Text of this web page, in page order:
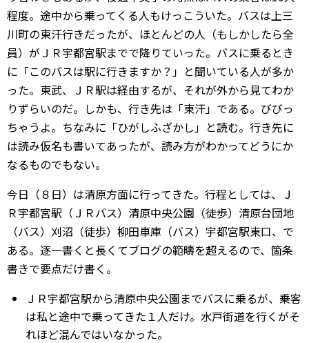
程度。途中から乗ってくる人もけっこういた。バスは上三
川町の東汗行きだったが、ほとんどの人（もしかしたら全
員）がＪＲ宇都宮駅までで降りていった。バスに乗るとき
に「このバスは駅に行きますか？」と聞いている人が多か
った。東武、ＪＲ駅は経由するが、それが外から見てわか
りずらいのだ。しかも、行き先は「東汗」である。びびっ
ちゃうよ。ちなみに「ひがしふざかし」と読む。行き先に
は読み仮名も書いてあったが、読み方がわかってどうにか
なるものでもない。
今日（８日）は清原方面に行ってきた。行程としては、Ｊ
Ｒ宇都宮駅（ＪＲバス）清原中央公園（徒歩）清原台団地
（バス）刈沼（徒歩）柳田車庫（バス）宇都宮駅東口、で
ある。逐一書くと長くてブログの範疇を超えるので、箇条
書きで要点だけ書く。
ＪＲ宇都宮駅から清原中央公園までバスに乗るが、乗客
は私と途中で乗ってきた１人だけ。水戸街道を行くがそ
れほど混んではいなかった。